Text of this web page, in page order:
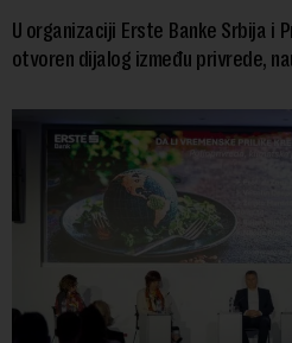
U organizaciji Erste Banke Srbija i
otvoren dijalog između privrede,